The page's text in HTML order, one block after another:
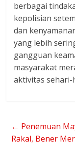
berbagai
kepolisian
dan
yang lebih
gangguan
masyarakat
aktivitas sehari-
← Penemuan
Rakal, Bener